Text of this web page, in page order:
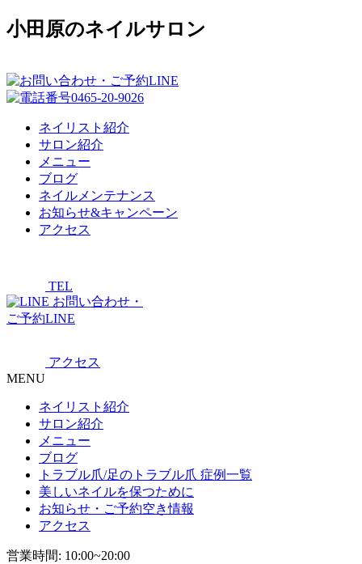
小田原のネイルサロン
ネイリスト紹介
サロン紹介
メニュー
ブログ
ネイルメンテナンス
お知らせ&キャンペーン
アクセス
TEL
お問い合わせ・
ご予約LINE
アクセス
MENU
ネイリスト紹介
サロン紹介
メニュー
ブログ
トラブル爪/足のトラブル爪 症例一覧
美しいネイルを保つために
お知らせ・ご予約空き情報
アクセス
営業時間: 10:00~20:00